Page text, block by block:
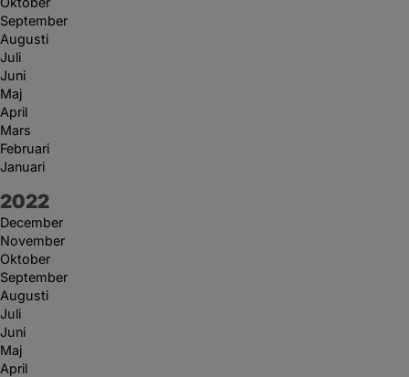
September
Augusti
Juli
Juni
Maj
April
Mars
Februari
Januari
År:
2022
December
November
Oktober
September
Augusti
Juli
Juni
Maj
April